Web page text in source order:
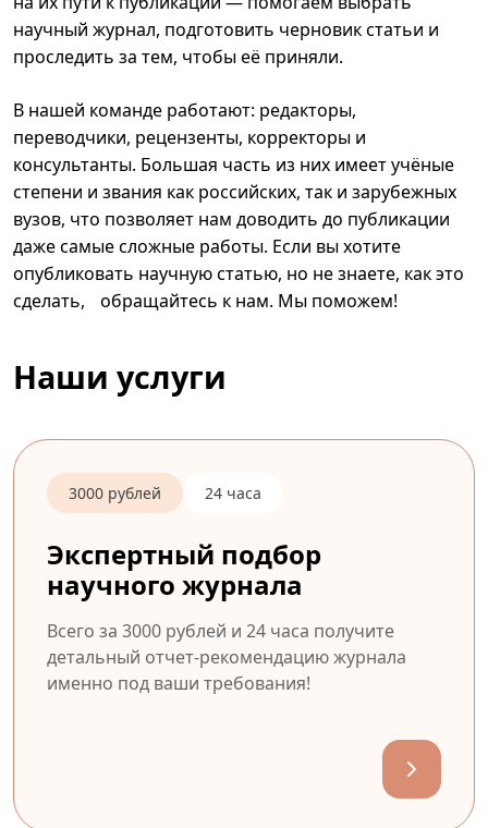
научный журнал, подготовить черновик статьи и
проследить за тем, чтобы её приняли.
В нашей команде работают: редакторы,
переводчики, рецензенты, корректоры и
консультанты. Большая часть из них имеет учёные
степени и звания как российских, так и зарубежных
вузов, что позволяет нам доводить до публикации
даже самые сложные работы. Если вы хотите
опубликовать научную статью, но не знаете, как это
сделать, обращайтесь к нам. Мы поможем!
Наши услуги
3000 рублей 24 часа
Экспертный подбор
научного журнала
Всего за 3000 рублей и 24 часа получите
детальный отчет-рекомендацию журнала
именно под ваши требования!